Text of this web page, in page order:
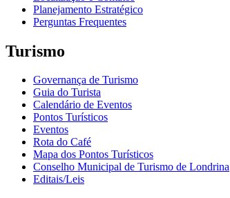
Planejamento Estratégico
Perguntas Frequentes
Turismo
Governança de Turismo
Guia do Turista
Calendário de Eventos
Pontos Turísticos
Eventos
Rota do Café
Mapa dos Pontos Turísticos
Conselho Municipal de Turismo de Londrina
Editais/Leis